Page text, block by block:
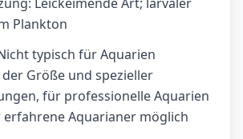
Plankton
typisch für Aquarien
Größe und spezieller
für professionelle Aquarien
erfahrene Aquarianer möglich